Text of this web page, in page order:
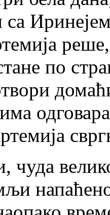
реше,
по
одговара
чуда